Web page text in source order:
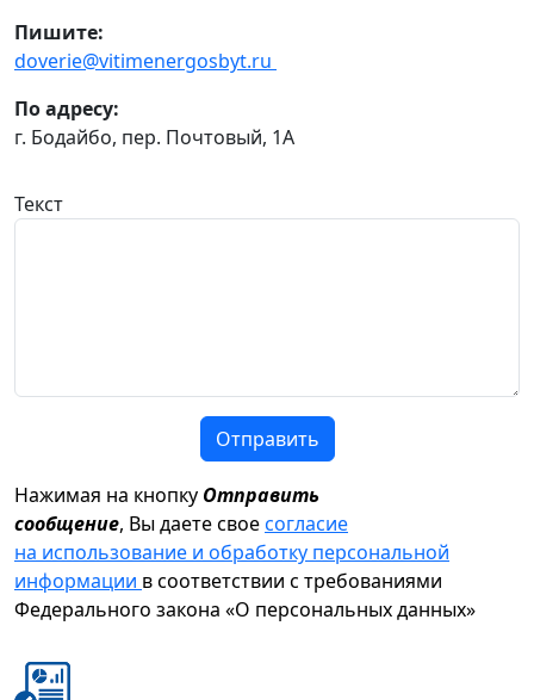
Пишите:
doverie@vitimenergosbyt.ru
По адресу:
г. Бодайбо, пер. Почтовый, 1А
Текст
Отправить
Нажимая на кнопку Отправить
сообщение, Вы даете своесогласие
на использование и обработку персональной
информации в соответствии с требованиями
Федерального закона «О персональных данных»